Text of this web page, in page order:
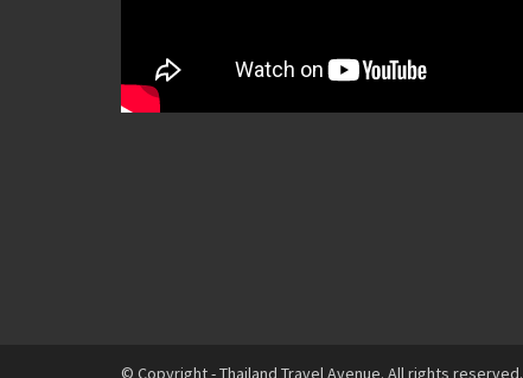
© Copyright - Thailand Travel Avenue. All rights reserved.